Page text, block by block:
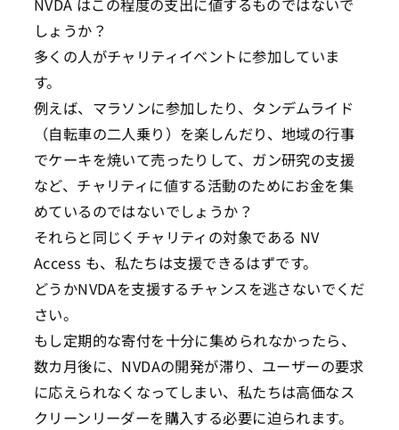
NVDA はこの程度の支出に値するものではないで
しょうか？
多くの人がチャリティイベントに参加していま
す。
例えば、マラソンに参加したり、タンデムライド
（自転車の二人乗り）を楽しんだり、地域の行事
でケーキを焼いて売ったりして、ガン研究の支援
など、チャリティに値する活動のためにお金を集
めているのではないでしょうか？
それらと同じくチャリティの対象である NV
Access も、私たちは支援できるはずです。
どうかNVDAを支援するチャンスを逃さないでくだ
さい。
もし定期的な寄付を十分に集められなかったら、
数カ月後に、NVDAの開発が滞り、ユーザーの要求
に応えられなくなってしまい、私たちは高価なス
クリーンリーダーを購入する必要に迫られます。